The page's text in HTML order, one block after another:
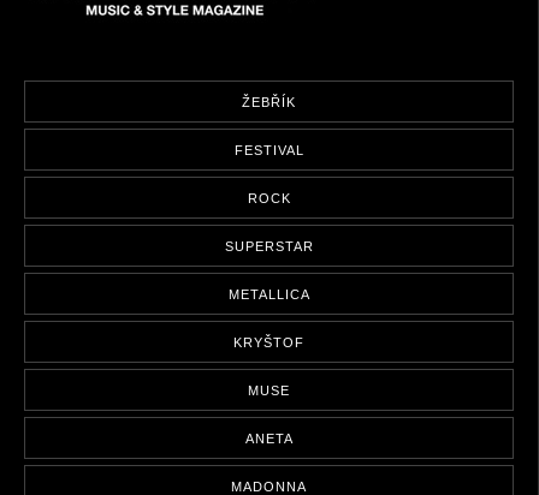
ŽEBŘÍK
FESTIVAL
ROCK
SUPERSTAR
METALLICA
KRYŠTOF
MUSE
ANETA
MADONNA